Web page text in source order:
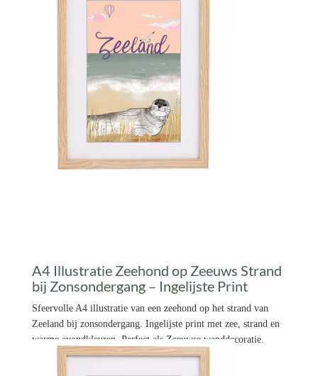
Prijs per stuk

A4 Illustratie Zeehond op Zeeuws Strand
bij Zonsondergang – Ingelijste Print
Sfeervolle A4 illustratie van een zeehond op het strand van
Zeeland bij zonsondergang. Ingelijste print met zee, strand en
warme avondkleuren. Perfect als Zeeuwse wanddecoratie.
€ 14,99 *